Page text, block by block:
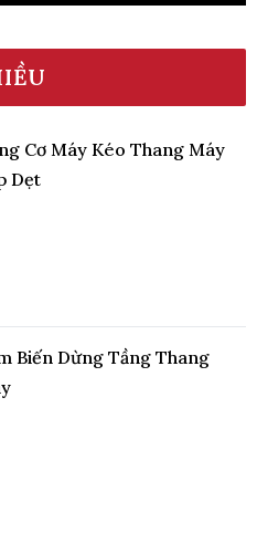
Dẹt
Biến Dừng Tầng Thang